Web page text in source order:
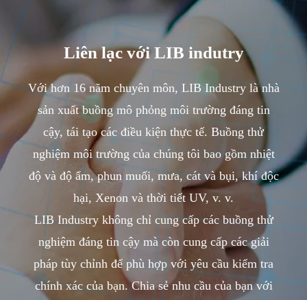
Liên lạc với LIB indutry
Với hơn 16 năm chuyên môn, LIB Industry là nhà
sản xuất buồng mô phỏng môi trường đáng tin
cậy, tái tạo các điều kiện thực tế. Buồng thử
nghiệm môi trường của chúng tôi bao gồm nhiệt
độ và độ ẩm, phun muối, mưa, cát và bụi, khí độc
hại, Xenon và thời tiết UV, v. v.
LIB Industry không chỉ cung cấp các buồng thử
nghiệm đáng tin cậy mà còn cung cấp các giải
pháp tùy chỉnh để phù hợp với yêu cầu kiểm tra
chính xác của bạn. Chia sẻ nhu cầu của bạn với